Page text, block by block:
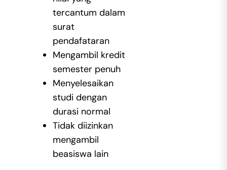
tercantum dalam
surat
pendafataran
Mengambil kredit
semester penuh
Menyelesaikan
studi dengan
durasi normal
Tidak diizinkan
mengambil
beasiswa lain